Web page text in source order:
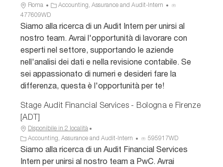
U
b
i
z
i
o
n
Roma
C
a
t
o
r
i
a
Accounting, Assurance and Audit-Intern
a
u
n
c
477609WD
Siamo alla ricerca di un Audit Intern per unirsi al
nostro team. Avrai l'opportunità di lavorare con
esperti nel settore, supportando le aziende
nell'analisi dei dati e nella revisione contabile. Se
sei appassionato di numeri e desideri fare la
differenza, questa è l'opportunità per te!
Stage Audit Financial Services - Bologna e Firenze
[ADT]
Disponibile in 2 località
C
a
t
Accounting, Assurance and Audit-Intern
D
a
595917WD
Siamo alla ricerca di un Audit Financial Services
Intern per unirsi al nostro team a PwC. Avrai